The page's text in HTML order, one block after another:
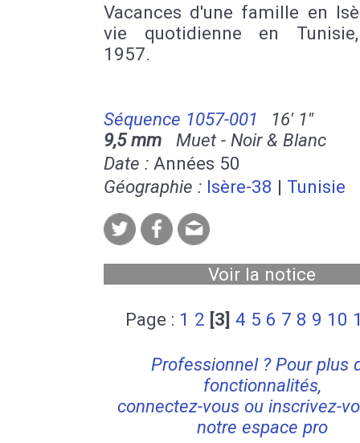
Vacances d'une famille en
vie quotidienne en
1957.
Séquence 1057-001
16' 1''
9,5 mm Muet - Noir & Blanc
Date : Années 50
Géographie : Isère-38 | Tunisie
Voir la notice
Page : 1 2 [3] 4 5 6 7 8 9 10
Professionnel ? Pour plus
fonctionnalités,
connectez-vous ou inscrivez-
notre espace pro